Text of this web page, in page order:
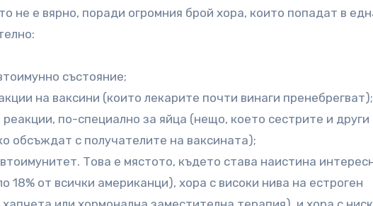
не е вярно, поради огромния брой хора, които попадат в
състояние;
на ваксини (които лекарите почти винаги пренебрегват);
по-специално за яйца (нещо, което сестрите и други
обсъждат с получателите на ваксината);
Това е мястото, където става наистина
от всички американци), хора с високи нива на естроген